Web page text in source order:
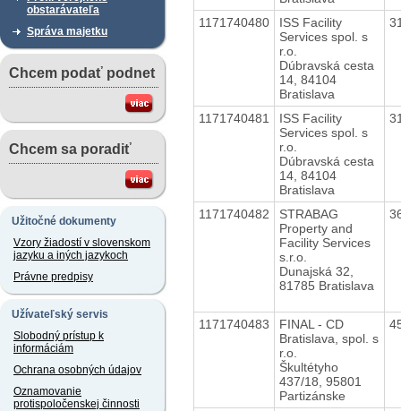
obstarávateľa
Správa majetku
Chcem podať podnet
Chcem sa poradiť
Užitočné dokumenty
Vzory žiadostí v slovenskom
jazyku a iných jazykoch
Právne predpisy
Užívateľský servis
Slobodný prístup k
informáciám
Ochrana osobných údajov
Oznamovanie
protispoločenskej činnosti
1171740480
ISS Facility
Services spol. s
r.o.
Dúbravská cesta
14, 84104
Bratislava
1171740481
ISS Facility
Services spol. s
r.o.
Dúbravská cesta
14, 84104
Bratislava
1171740482
STRABAG
Property and
Facility Services
s.r.o.
Dunajská 32,
81785 Bratislava
1171740483
FINAL - CD
Bratislava, spol. s
r.o.
Škultétyho
437/18, 95801
Partizánske